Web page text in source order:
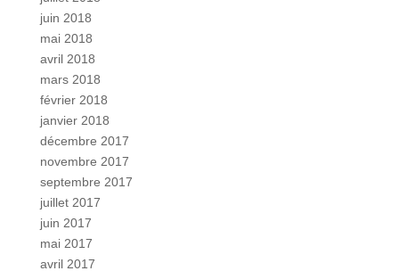
juin 2018
mai 2018
avril 2018
mars 2018
février 2018
janvier 2018
décembre 2017
novembre 2017
septembre 2017
juillet 2017
juin 2017
mai 2017
avril 2017